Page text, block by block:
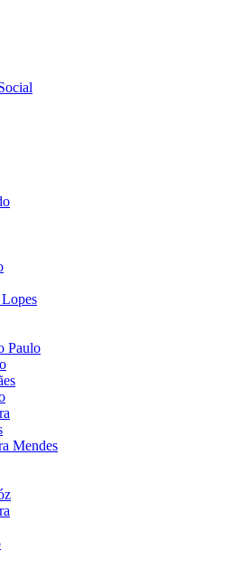
Paulo
Mendes